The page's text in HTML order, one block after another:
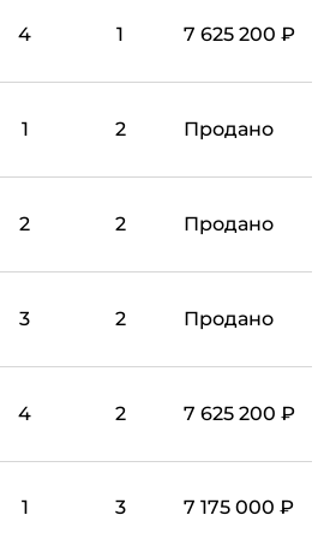
4 1 7 625 200 ₽
1 2 Продано
2 2 Продано
3 2 Продано
4 2 7 625 200 ₽
1 3 7 175 000 ₽